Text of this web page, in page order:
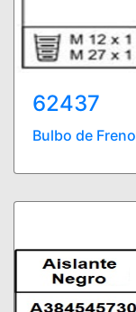
62437
Bulbo de Freno